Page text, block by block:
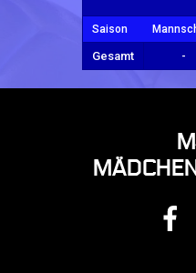
Saison
Gesamt -